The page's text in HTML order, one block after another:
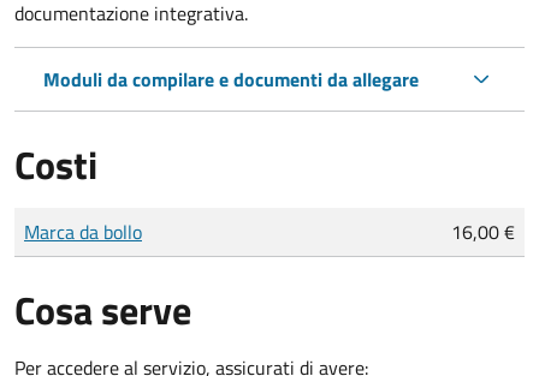
documentazione integrativa.
Moduli da compilare e documenti da allegare
Costi
Tipo di pagamento
Importo
Marca da bollo 16,00 €
Cosa serve
Per accedere al servizio, assicurati di avere: